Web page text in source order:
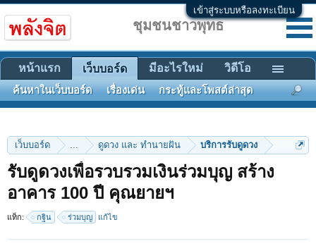
เข้าสู่ระบบหรือลงทะเบียน
เว็บบอร์ด ... ดูดวง และ ทำนายฝัน บริการรับดูดวง
รับดูดวงเพื่อรวบรวมเงินร่วมบุญ สร้าง
อาคาร 100 ปี คุณยายฯ
แท็ก: กฐิน ร่วมบุญ แก้ไข
ชุมชนชาวพุทธ
หน้าแรก เว็บบอร์ด
ค้นหาในเว็บบอร์ด เรื่องเด่น กระทู้และโพสต์ล่าสุด
มีอะไรใหม่ วิดีโอ